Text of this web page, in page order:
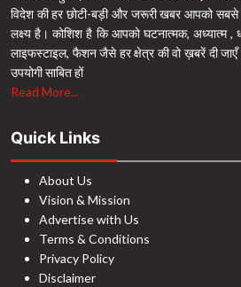
विदेश की हर छोटी-बड़ी और जरूरी खबर आपको सबसे
लक्ष्य है। कोशिश है कि आपको घटनात्मक, अध्यात्म ,
लाइफस्टाइल, फैशन जैसे हर क्षेत्र की वो ख़बरें दी
उपयोगी साबित हों
Read More...
Quick Links
About Us
Vision & Mission
Advertise with Us
Terms & Conditions
Privacy Policy
Disclaimer